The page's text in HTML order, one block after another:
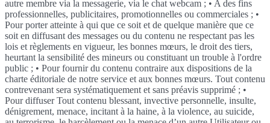
autre membre via la messagerie, via le chat webcam ; • A des fins
professionnelles, publicitaires, promotionnelles ou commerciales ; •
Pour porter atteinte à qui que ce soit et de quelque manière que ce
soit en diffusant des messages ou du contenu ne respectant pas les
lois et règlements en vigueur, les bonnes mœurs, le droit des tiers,
heurtant la sensibilité des mineurs ou constituant un trouble à l'ordre
public ; • Pour fournir du contenu contraire aux dispositions de la
charte éditoriale de notre service et aux bonnes mœurs. Tout contenu
contrevenant sera systématiquement et sans préavis supprimé ; •
Pour diffuser Tout contenu blessant, invective personnelle, insulte,
dénigrement, menace, incitant à la haine, à la violence, au suicide,